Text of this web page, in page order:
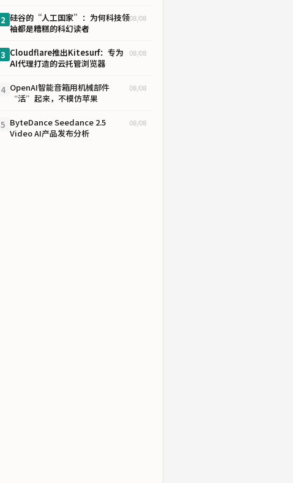
2 硅谷的“人工国家”：为何科技领
袖都是糟糕的科幻读者
08/08
3 Cloudflare推出Kitesurf：专为
AI代理打造的云托管浏览器
08/08
4 OpenAI智能音箱用机械部件
“活”起来，不模仿苹果
08/08
5 ByteDance Seedance 2.5
Video AI产品发布分析
08/08